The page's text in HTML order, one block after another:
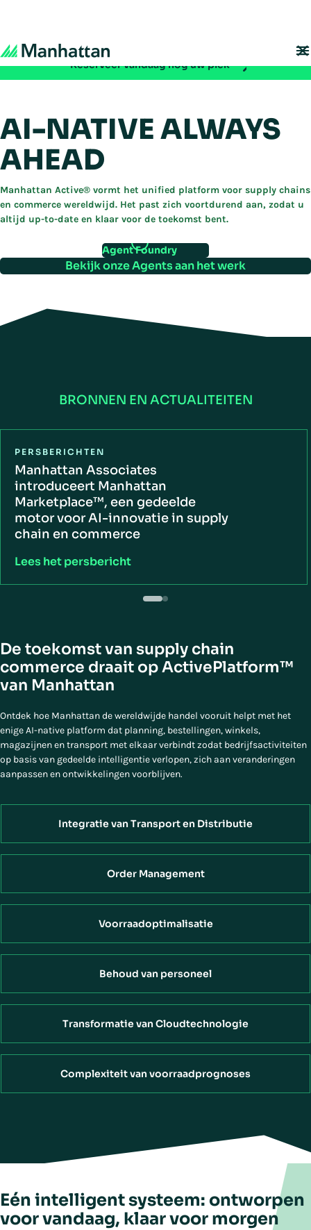
Mis het niet - de registratie voor EMEA Exchange 2026 is nu geopend:
Reserveer vandaag nog uw plek
AI-NATIVE ALWAYS
AHEAD
Manhattan Active® vormt het unified platform voor supply chains
en commerce wereldwijd. Het past zich voortdurend aan, zodat u
altijd up-to-date en klaar voor de toekomst bent.
Agent Foundry
Bekijk onze Agents aan het werk
BRONNEN EN ACTUALITEITEN
PERSBERICHTEN
Manhattan Associates
introduceert Manhattan
Marketplace™, een gedeelde
motor voor AI-innovatie in supply
chain en commerce
Lees het persbericht
De toekomst van supply chain
commerce draait op ActivePlatform™
van Manhattan
Ontdek hoe Manhattan de wereldwijde handel vooruit helpt met het
enige AI-native platform dat planning, bestellingen, winkels,
magazijnen en transport met elkaar verbindt zodat bedrijfsactiviteiten
op basis van gedeelde intelligentie verlopen, zich aan veranderingen
aanpassen en ontwikkelingen voorblijven.
Integratie van Transport en Distributie
Order Management
Voorraadoptimalisatie
Behoud van personeel
Transformatie van Cloudtechnologie
Complexiteit van voorraadprognoses
Eén intelligent systeem: ontworpen
voor vandaag, klaar voor morgen